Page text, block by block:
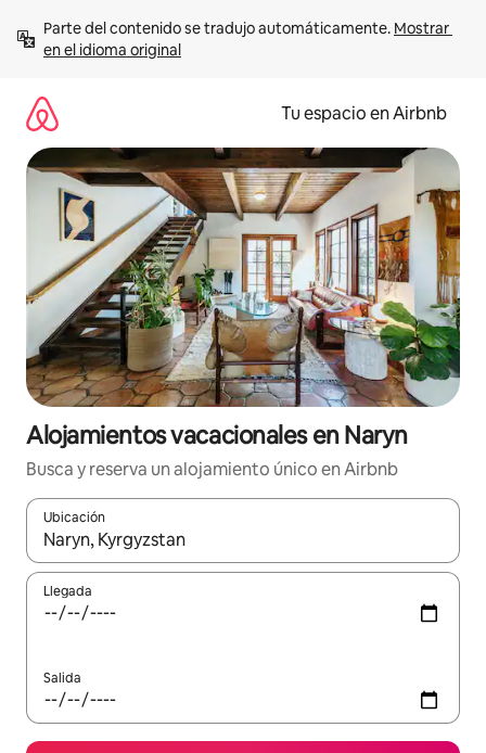
contenido
Parte del contenido se tradujo automáticamente. Mostrar
en el idioma original
Tu espacio en Airbnb
Alojamientos vacacionales en Naryn
Busca y reserva un alojamiento único en Airbnb
Ubicación
Cuando los resultados estén disponibles, podrás navegar
Llegada
Salida